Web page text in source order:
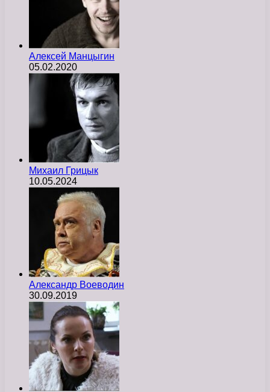
Алексей Манцыгин
05.02.2020
Михаил Грицык
10.05.2024
Александр Воеводин
30.09.2019